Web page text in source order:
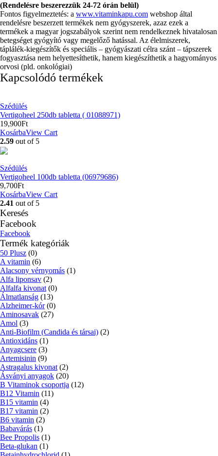
(Rendelésre beszerezzük 24-72 órán belül)
Fontos figyelmeztetés: a www.vitaminkapu.com webshop által
rendelésre beszerzett termékek nem gyógyszerek, azaz ezek a
termékek a magyar jogszabályok szerint nem rendelkeznek hivatalosan
betegséget gyógyító vagy megelőző hatással. Az élelmiszerek,
táplálék-kiegészítők és speciális – gyógyászati célra szánt – tápszerek
fogyasztása nem helyettesíthetik, hanem kiegészíthetik a hagyományos
orvosi (pld. onkológiai)
Kapcsolódó termékek
Szédülés
Vertigoheel 250db tabletta ( 01088971)
19,900Ft
KosárbaView Cart
2.59 out of 5
Szédülés
Vertigoheel 100db tabletta (06979686)
9,700Ft
KosárbaView Cart
2.41 out of 5
Keresés
Facebook
Facebook
Termék kategóriák
50 Plusz (0)
A vitamin (6)
Alacsony vérnyomás (1)
Alfa liponsav (2)
Alfalfa kivonat (0)
Álmatlanság (13)
Alzheimer-kór (0)
Aminosavak (27)
Amol (3)
Anti-Biofilm (Candida és társai) (2)
Antioxidáns (1)
Anyagcsere (3)
Artemisinin (9)
Astragalus kivonat (2)
Ásványi anyagok (20)
B Vitaminok csoportja (12)
B12 Vitamin (11)
B15 vitamin (4)
B17 vitamin (2)
B6 vitamin (2)
Babavárás (1)
Bee Propolis (1)
Beta-glukan (1)